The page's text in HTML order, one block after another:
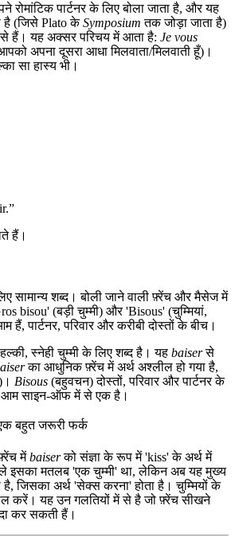
रोमांटिक पार्टनर के लिए बोला जाता है, और यह
है (जिसे Plato केSymposium तक जोड़ा जाता है)
हैं। यह अक्सर परिचय में आता है: Je vous
अपना दूसरा आधा मिलवाता/मिलवाती हूँ)।
सा हास्य भी।
”
हैं।
सामान्य शब्द। बोली जाने वाली फ़्रेंच और मैसेज में
bisou' (बड़ी चुम्मी) और 'Bisous' (चुम्मियां,
पार्टनर, परिवार और करीबी दोस्तों के बीच।
हल्की, स्नेही चुम्मी के लिए शब्द है। यह baiserसे
का आधुनिक फ़्रेंच में अर्थ अश्लील हो गया है,
Bisous (बहुवचन) दोस्तों, परिवार और पार्टनर के
साइन-ऑफ में से एक है।
बहुत जरूरी फर्क
मेंbaiserको संज्ञा के रूप में 'kiss' के अर्थ में
इसका मतलब 'एक चुम्मी' था, लेकिन अब यह मुख्य
जिसका अर्थ 'सेक्स करना' होता है। चुम्मियों के
करें। यह उन गलतियों में से है जो फ़्रेंच सीखने
कर सकती हैं।